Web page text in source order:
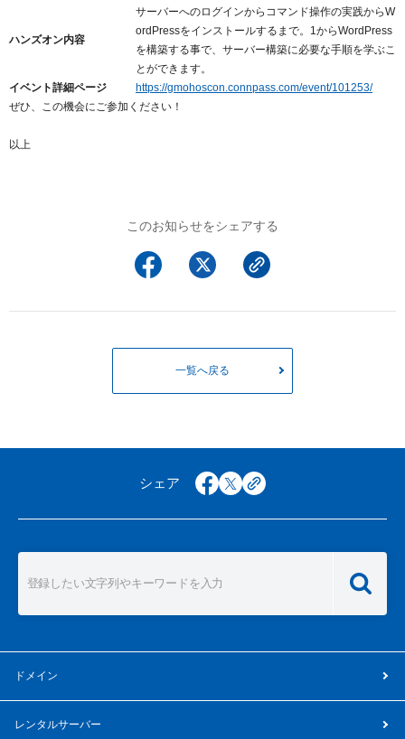
GMO ID Amazon
※AmazonはValue Domain Oneのログイン画面へ遷移します
Google Yahoo!
GMO ID Amazon
※AmazonはValue Domain Oneのアカウント作成画面へ遷移します
ハンズオン内容
サーバーへのログインからコマンド操作の実践からW
ordPressをインストールするまで。1からWordPress
を構築する事で、サーバー構築に必要な手順を学ぶこ
とができます。
イベント詳細ページ
https://gmohoscon.connpass.com/event/101253/
ぜひ、この機会にご参加ください！
以上
このお知らせをシェアする
一覧へ戻る
シェア facebook
x copy
ドメイン
レンタルサーバー